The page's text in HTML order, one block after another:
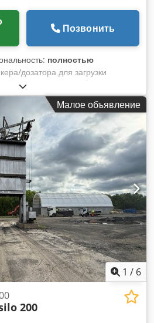
Позвонить
полностью
дозатора для загрузки
конвейер -Транспортер/
Aezq S Huefhsrf
наличии) Малое объявление
1 / 6
200